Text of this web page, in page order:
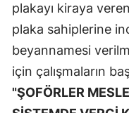
plakayı kiraya
plaka sahiplerine
beyannamesi
için çalışmaların
"ŞOFÖRLER